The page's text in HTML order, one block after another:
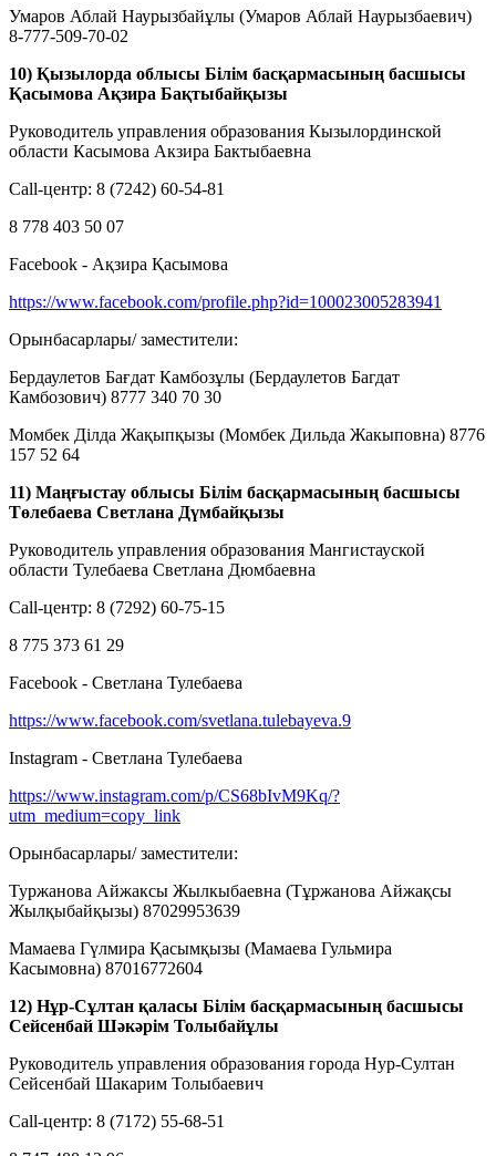
Умаров Аблай Наурызбайұлы (Умаров Аблай Наурызбаевич)
8-777-509-70-02
10) Қызылорда облысы Білім басқармасының басшысы
Қасымова Ақзира Бақтыбайқызы
Руководитель управления образования Кызылординской
области Касымова Акзира Бактыбаевна
Call-центр: 8 (7242) 60-54-81
8 778 403 50 07
Facebook - Ақзира Қасымова
https://www.facebook.com/profile.php?id=100023005283941
Орынбасарлары/ заместители:
Бердаулетов Бағдат Камбозұлы (Бердаулетов Багдат
Камбозович) 8777 340 70 30
Момбек Ділда Жақыпқызы (Момбек Дильда Жакыповна) 8776
157 52 64
11) Маңғыстау облысы Білім басқармасының басшысы
Төлебаева Светлана Дүмбайқызы
Руководитель управления образования Мангистауской
области Тулебаева Светлана Дюмбаевна
Call-центр: 8 (7292) 60-75-15
8 775 373 61 29
Facebook - Светлана Тулебаева
https://www.facebook.com/svetlana.tulebayeva.9
Instagram - Светлана Тулебаева
https://www.instagram.com/p/CS68bIvM9Kq/?
utm_medium=copy_link
Орынбасарлары/ заместители:
Туржанова Айжаксы Жылкыбаевна (Тұржанова Айжақсы
Жылқыбайқызы) 87029953639
Мамаева Гүлмира Қасымқызы (Мамаева Гульмира
Касымовна) 87016772604
12) Нұр-Сұлтан қаласы Білім басқармасының басшысы
Сейсенбай Шәкәрім Толыбайұлы
Руководитель управления образования города Нур-Султан
Сейсенбай Шакарим Толыбаевич
Call-центр: 8 (7172) 55-68-51